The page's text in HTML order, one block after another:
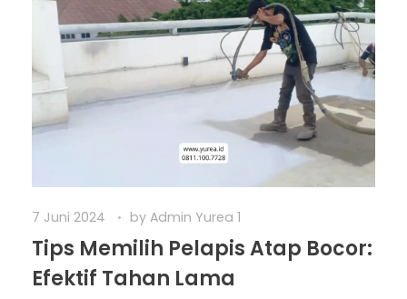
7 Juni 2024 by Admin Yurea 1
Tips Memilih Pelapis Atap Bocor:
Efektif Tahan Lama